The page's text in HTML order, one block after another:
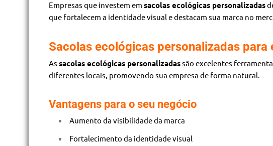
Empresas que investem em sacolas ecológicas personalizadas
que fortalecem a identidade visual e destacam sua marca no
Sacolas ecológicas personalizadas para
As sacolas ecológicas personalizadassão excelentes
diferentes locais, promovendo sua empresa de forma natural.
Vantagens para o seu negócio
Aumento da visibilidade da marca
Fortalecimento da identidade visual